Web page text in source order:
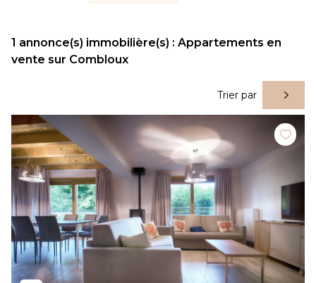
1 annonce(s) immobilière(s) : Appartements en
vente sur Combloux
Trier par